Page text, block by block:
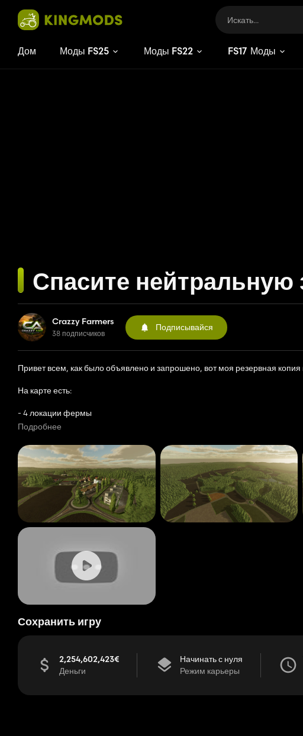
Дом Моды FS25 Моды FS22 FS17 Моды
Спасите нейтральную
Crazzy Farmers
38 подписчиков
Подписывайся
Привет всем, как было объявлено и запрошено, вот моя резервная
На карте есть:
- 4 локации фермы
- Сто полей
- Промышленная зона
- БГА
Но чтобы узнать больше, я приглашаю вас посмотреть видео, в котором
Ссылка для скачивания необходимых модов:https://mega.nz/folder/
Ключ расшифровки пакета: q5-IA9QDUMcOfdtvjPLt0g
Подробнее
Сохранить игру
2,254,602,423€
Деньги
Начинать с нуля
Режим карьеры